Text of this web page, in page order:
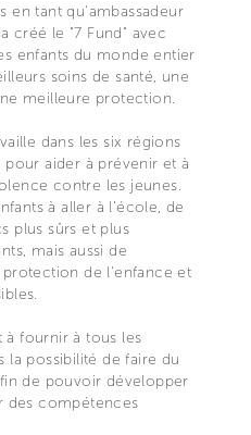
en tant qu'ambassadeur
créé le "7 Fund" avec
enfants du monde entier
soins de santé, une
meilleure protection.
dans les six régions
pour aider à prévenir et à
contre les jeunes.
à aller à l'école, de
plus sûrs et plus
mais aussi de
de l'enfance et
à fournir à tous les
la possibilité de faire du
de pouvoir développer
des compétences